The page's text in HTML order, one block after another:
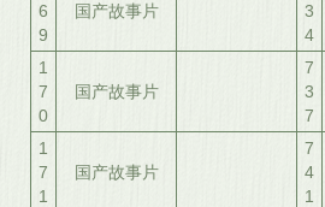
6
9
国产故事片
3
4
1
7
0
国产故事片
7
3
7
1
7
1
国产故事片
7
4
1